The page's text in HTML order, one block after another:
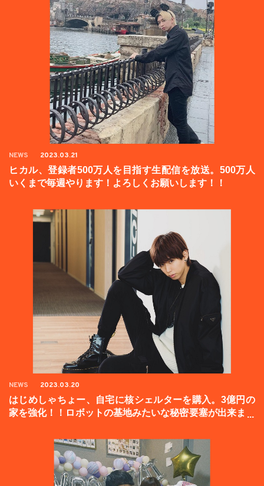
NEWS 2023.03.21
ヒカル、登録者500万人を目指す生配信を放送。500万人
いくまで毎週やります！よろしくお願いします！！
NEWS 2023.03.20
はじめしゃちょー、自宅に核シェルターを購入。3億円の
家を強化！！ロボットの基地みたいな秘密要塞が出来まし